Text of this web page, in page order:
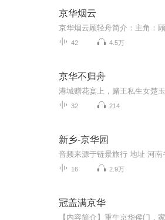
京华烟云
42 4.5万
京华不归舟
32 214
新乡-京华园
16 2.9万
冠盖满京华